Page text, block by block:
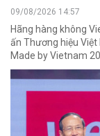
09/08/2026 14:57
Hãng hàng không
ấn Thương hiệu
Made by Vietnam